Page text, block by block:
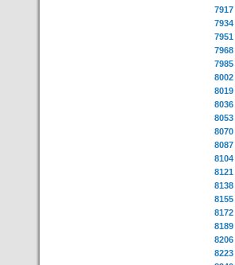
7917
7934
7951
7968
7985
8002
8019
8036
8053
8070
8087
8104
8121
8138
8155
8172
8189
8206
8223